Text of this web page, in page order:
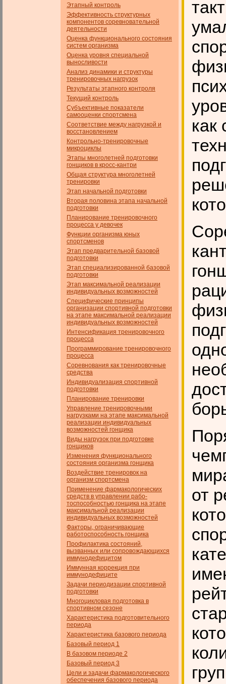
Этапный контроль
Эффективность структурных
компонентов соревновательной
деятельности
Оценка функционального состояния
систем организма
Оценка уровня специальной
выносливости
Анализ динамики и структуры
тренировочных нагрузок
Результаты этапного контроля
Текущий контроль
Субъективные показатели
самооценки спортсмена
Соответствие между нагрузкой и
восстановлением
Контрольно-тренировочные
микроциклы
Этапы многолетней подготовки
гонщиков в кросс-кантри
Общая структура многолетней
тренировки
Этап начальной подготовки
Вторая половина этапа начальной
подготовки
Планирование тренировочного
процесса у девочек
Функции организма юных
спортсменов
Этап предварительной базовой
подготовки
Этап специализированной базовой
подготовки
Этап максимальной реализации
индивидуальных возможностей
Специфические принципы
организации спортивной подготовки
на этапе максимальной реализации
индивидуальных возможностей
Интенсификация тренировочного
процесса
Программирование тренировочного
процесса
Соревнования как тренировочные
средства
Индивидуализация спортивной
подготовки
Планирование тренировки
Управление тренировочными
нагрузками на этапе максимальной
реализации индивидуальных
возможностей гонщика
Виды нагрузок при подготовке
гонщиков
Изменения функционального
состояния организма гонщика
Воздействие тренировок на
организм спортсмена
Применение фармакологических
средств в управлении рабо­
тоспособностью гонщика на этапе
максимальной реализации
индивидуальных возможностей
Факторы, ограничивающие
работоспособность гонщика
Профилактика состояний,
вызванных или сопровождающихся
иммунодефицитом
Иммунная коррекция при
иммунодефиците
Задачи периодизации спортивной
подготовки
Многоцикловая подготовка в
спортивном сезоне
Характеристика подготовительного
периода
Характеристика базового периода
Базовый период 1
В базовом периоде 2
Базовый период 3
Цели и задачи фармакологического
обеспечения базового пе­риода
как
от